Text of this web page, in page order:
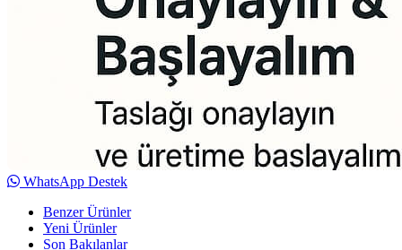
WhatsApp Destek
Benzer Ürünler
Yeni Ürünler
Son Bakılanlar